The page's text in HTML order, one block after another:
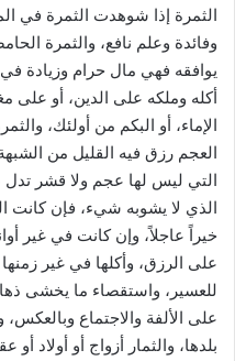
الثمرة إذا شوهدت الثمرة في
وفائدة وعلم نافع، والثمرة
يوافقه فهي مال حرام وزيادة
أكله وملكه على الدين، أو على
الإماء، أو البكم من أولئك،
العجم رزق فيه القليل من
التي ليس لها عجم ولا قشر تدل
الذي لا يشوبه شيء، فإن كانت
خيراً عاجلاً، وإن كانت في غير
على الرزق، وأكلها في غير
للعسير، واستقصاء ما يخشى
على الألفة والاجتماع
بلدها، والثمار أزواج أو أولاد